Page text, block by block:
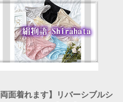
面着れます】リバーシブルシ